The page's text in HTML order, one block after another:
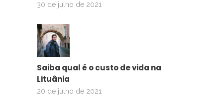
30 de julho de 2021
Saiba qual é o custo de vida na
Lituânia
20 de julho de 2021